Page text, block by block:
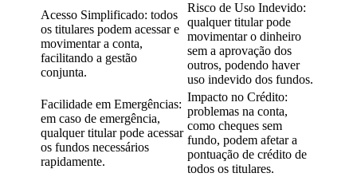
Acesso Simplificado: todos
os titulares podem acessar e
movimentar a conta,
facilitando a gestão
conjunta.
Risco de Uso Indevido:
qualquer titular pode
movimentar o dinheiro
sem a aprovação dos
outros, podendo haver
uso indevido dos fundos.
Facilidade em Emergências:
em caso de emergência,
qualquer titular pode acessar
os fundos necessários
rapidamente.
Impacto no Crédito:
problemas na conta,
como cheques sem
fundo, podem afetar a
pontuação de crédito de
todos os titulares.